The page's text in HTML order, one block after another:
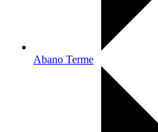
Abano Terme